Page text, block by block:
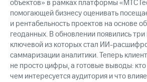
Описание
Еврооблигации-2023
Уведомление
о
погашении
именных
облигаций
объектов» в рамках платформы «МТС
помогающей бизнесу оценивать
и рентабельность проектов на основе
геоданных. В обновлении появились
ключевой из которых стал ИИ-
саммаризации аналитики. Теперь
не просто цифры, а готовые выводы:
чем интересуется аудитория и что